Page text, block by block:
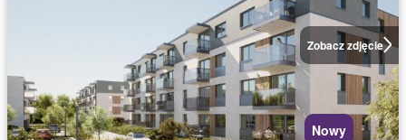
Zobacz zdjęcie
Nowy